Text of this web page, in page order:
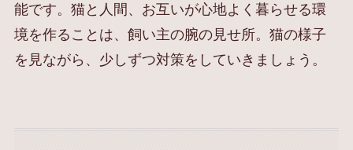
能です。猫と人間、お互いが心地よく暮らせる環
境を作ることは、飼い主の腕の見せ所。猫の様子
を見ながら、少しずつ対策をしていきましょう。